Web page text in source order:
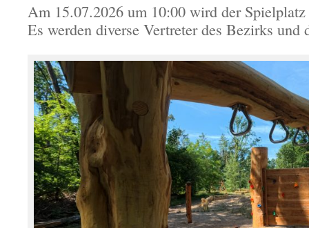
Am 15.07.2026 um 10:00 wird der
Es werden diverse Vertreter des Bezirks und